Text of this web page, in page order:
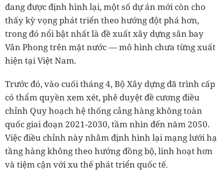
đang được định hình lại, một số dự án mới còn cho
thấy kỳ vọng phát triển theo hướng đột phá hơn,
trong đó nổi bật nhất là đề xuất xây dựng sân bay
Vân Phong trên mặt nước — mô hình chưa từng xuất
hiện tại Việt Nam.
Trước đó, vào cuối tháng 4, Bộ Xây dựng đã trình cấp
có thẩm quyền xem xét, phê duyệt đề cương điều
chỉnh Quy hoạch hệ thống cảng hàng không toàn
quốc giai đoạn 2021-2030, tầm nhìn đến năm 2050.
Việc điều chỉnh này nhằm định hình lại mạng lưới hạ
tầng hàng không theo hướng đồng bộ, linh hoạt hơn
và tiệm cận với xu thế phát triển quốc tế.